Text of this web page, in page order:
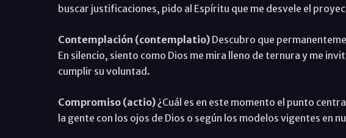
buscar justificaciones, pido al Espíritu que me desvele el
Contemplación (contemplatio) Descubro que
En silencio, siento como Dios me mira lleno de ternura y me
cumplir su voluntad.
Compromiso (actio)¿Cuál es en este momento el punto
la gente con los ojos de Dios o según los modelos vigentes en